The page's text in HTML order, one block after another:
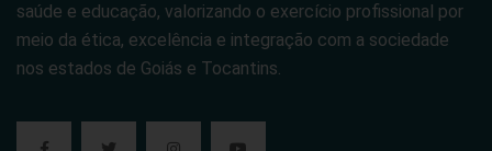
saúde e educação, valorizando o exercício profissional por
meio da ética, excelência e integração com a sociedade
nos estados de Goiás e Tocantins.